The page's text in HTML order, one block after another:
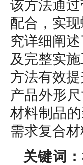
该方法通
配合，实
究详细阐
及完整实
方法有效
产品外形
材料制品
需求复合
关键词：